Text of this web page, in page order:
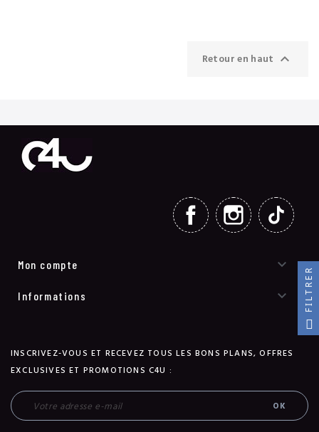
Retour en haut 
FACEBOOK INSTAGRAM
Mon compte 
Informations 
INSCRIVEZ-VOUS ET RECEVEZ TOUS LES BONS PLANS, OFFRES
EXCLUSIVES ET PROMOTIONS C4U :
FILTRER